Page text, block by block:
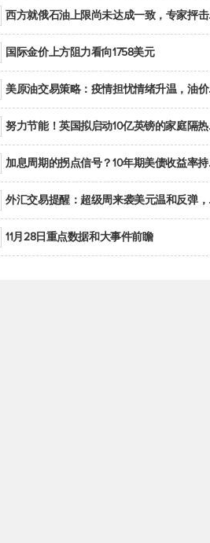
西方就俄石油上限尚未达成一致，专家抨击限价是无用功
国际金价上方阻力看向1758美元
美原油交易策略：疫情担忧情绪升温，油价跌创年内新低
努力节能！英国拟启动10亿英镑的家庭隔热工程 减少能源消耗
加息周期的拐点信号？10年期美债收益率持续低于联邦基金利率目标区间
外汇交易提醒：超级周来袭美元温和反弹，警惕筑底可能性
11月28日重点数据和大事件前瞻